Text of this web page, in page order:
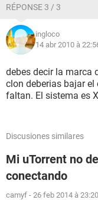
RÉPONSE 3 / 3
ingloco
14 abr 2010 à
debes decir la marca
clon deberias bajar el
faltan. El sistema es
Discusiones similares
Mi uTorrent no
conectando
camyf - 26 feb 2014 à 23:20